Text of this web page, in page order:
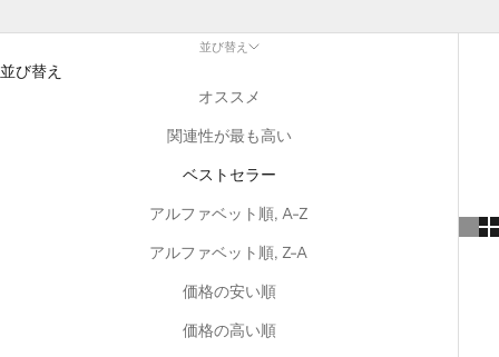
並び替え
並び替え
オススメ
関連性が最も高い
ベストセラー
アルファベット順, A-Z
アルファベット順, Z-A
価格の安い順
価格の高い順